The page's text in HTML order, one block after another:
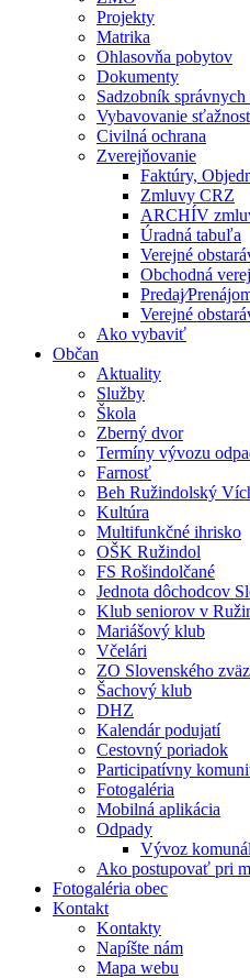
Projekty
Matrika
Ohlasovňa pobytov
Dokumenty
Sadzobník
Vybavovanie
Civilná ochrana
Zverejňovanie
Faktúry,
Zmluvy CRZ
ARCHÍV
Úradná tabuľa
Verejné
Obchodná
Verejné
Ako vybaviť
Občan
Aktuality
Služby
Škola
Zberný dvor
Termíny vývozu
Farnosť
Beh Ružindolský
Kultúra
Multifunkčné ihrisko
OŠK Ružindol
FS Rošindolčané
Jednota dôchodcov
Klub seniorov v
Mariášový klub
Včelári
ZO Slovenského
Šachový klub
DHZ
Kalendár podujatí
Cestovný poriadok
Participatívny
Fotogaléria
Mobilná aplikácia
Odpady
Vývoz
Ako postupovať pri
Fotogaléria obec
Kontakt
Kontakty
Napíšte nám
Mapa webu